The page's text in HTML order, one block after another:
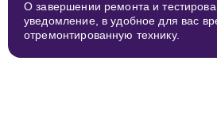
О завершении ремонта и
уведомление, в удобное для вас
отремонтированную технику.